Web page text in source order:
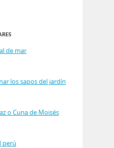
de mar
los sapos del jardín
o Cuna de Moisés
perú